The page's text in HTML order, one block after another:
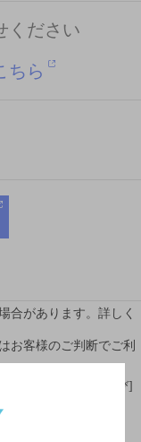
ください
ちら
合があります。詳しく
お客様のご判断でご利
[情報提供：ぐるなび]